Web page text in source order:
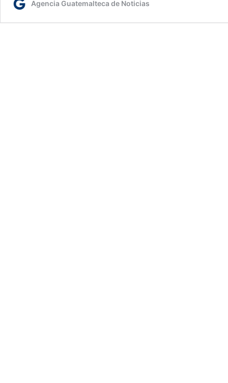
Agencia Guatemalteca de Noticias